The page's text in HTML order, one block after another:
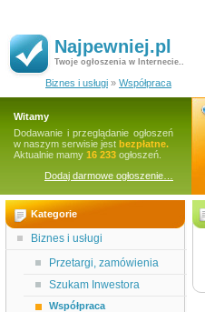
Najpewniej.pl
Twoje ogłoszenia w Internecie..
Biznes i usługi » Współpraca
Witamy
Dodawanie i przeglądanie ogłoszeń
w naszym serwisie jest bezpłatne.
Aktualnie mamy 16 233 ogłoszeń.
Dodaj darmowe ogłoszenie…
Kategorie
Biznes i usługi
Przetargi, zamówienia
Szukam Inwestora
Współpraca